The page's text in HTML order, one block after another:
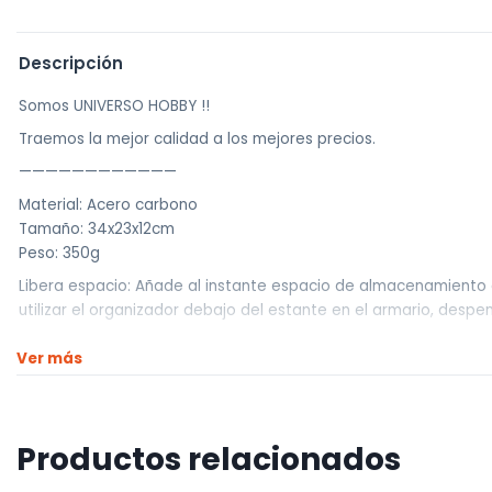
Descripción
Somos UNIVERSO HOBBY !!
Traemos la mejor calidad a los mejores precios.
————————————
Material: Acero carbono
Tamaño: 34x23x12cm
Peso: 350g
Libera espacio: Añade al instante espacio de
utilizar el organizador debajo del estante en el armario,
almacenamiento de artículos dispersos, mantiene tu casa
————————————
Ver más
Productos relacionados